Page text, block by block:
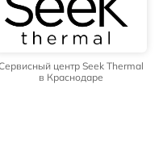
центр Seek Thermal
в Краснодаре